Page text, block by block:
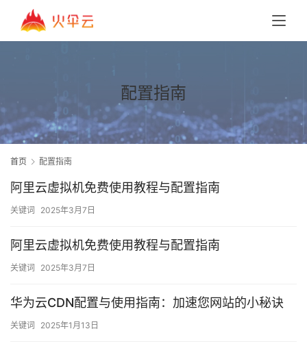
配置指南
首页 配置指南
阿里云虚拟机免费使用教程与配置指南
关键词 2025年3月7日
阿里云虚拟机免费使用教程与配置指南
关键词 2025年3月7日
华为云CDN配置与使用指南：加速您网站的小秘诀
关键词 2025年1月13日